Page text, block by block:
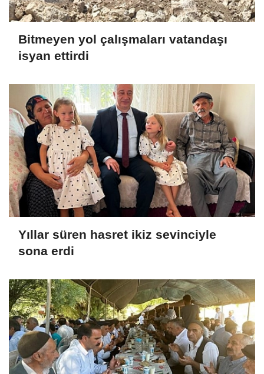
Bitmeyen yol çalışmaları vatandaşı
isyan ettirdi
Yıllar süren hasret ikiz sevinciyle
sona erdi